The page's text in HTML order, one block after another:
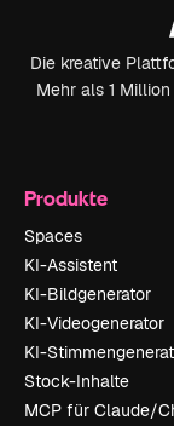
Die kreative
Mehr als 1
Produkte
Spaces
KI-Assistent
KI-Bildgenerator
KI-Videogenerator
KI-
Stock-Inhalte
MCP für Claude/